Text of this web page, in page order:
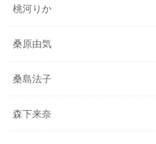
桃河りか
桑原由気
桑島法子
森下来奈